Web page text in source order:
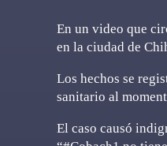
En un video que
en la ciudad de
Los hechos se
sanitario al
El caso causó